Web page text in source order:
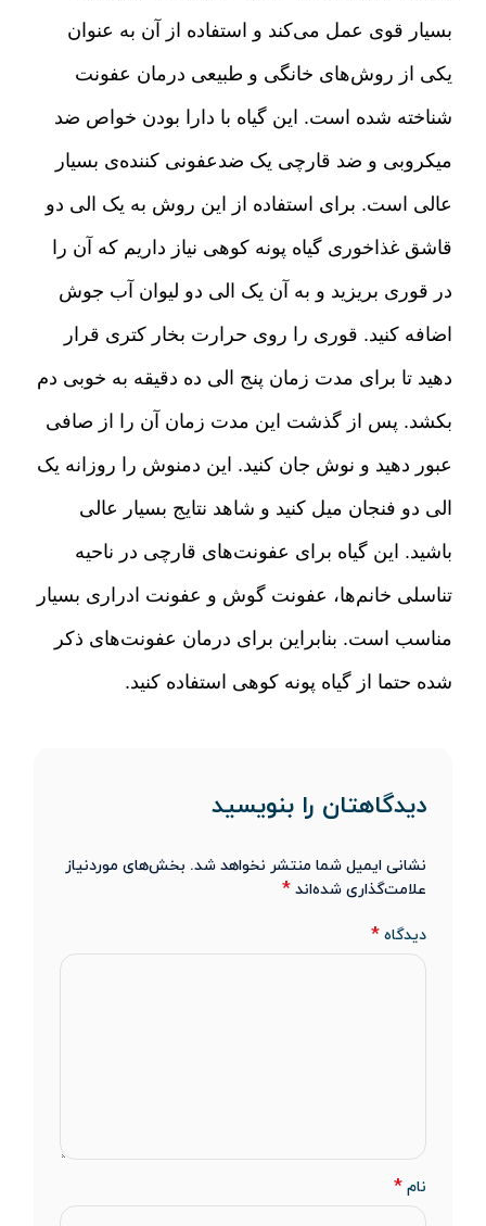
بسیار قوی عمل می‌کند و استفاده از آن به عنوان
یکی از روش‌های خانگی و طبیعی درمان عفونت
شناخته شده است. این گیاه با دارا بودن خواص ضد
میکروبی و ضد قارچی یک ضدعفونی کننده‌ی بسیار
عالی است. برای استفاده از این روش به یک الی دو
قاشق غذاخوری گیاه پونه کوهی نیاز داریم که آن را
در قوری بریزید و به آن یک الی دو لیوان آب جوش
اضافه کنید. قوری را روی حرارت بخار کتری قرار
دهید تا برای مدت زمان پنج الی ده دقیقه به خوبی دم
بکشد. پس از گذشت این مدت زمان آن را از صافی
عبور دهید و نوش جان کنید. این دمنوش را روزانه یک
الی دو فنجان میل کنید و شاهد نتایج بسیار عالی
باشید. این گیاه برای عفونت‌های قارچی در ناحیه
تناسلی خانم‌ها، عفونت گوش و عفونت ادراری بسیار
مناسب است. بنابراین برای درمان عفونت‌های ذکر
شده حتما از گیاه پونه کوهی استفاده کنید.
دیدگاهتان را بنویسید
نشانی ایمیل شما منتشر نخواهد شد. بخش‌های موردنیاز
علامت‌گذاری شده‌اند *
دیدگاه *
نام *